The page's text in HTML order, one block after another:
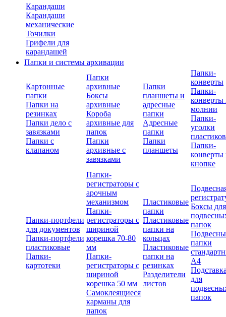
Карандаши
Карандаши
механические
Точилки
Грифели для
карандашей
Папки и системы архивации
Картонные
папки
Папки на
резинках
Папки дело с
завязками
Папки с
клапаном
Папки
архивные
Боксы
архивные
Короба
архивные для
папок
Папки
архивные с
завязками
Папки
планшеты и
адресные
папки
Адресные
папки
Папки
планшеты
Папки-
конверты
Папки-
конверты
молнии
Папки-
уголки
Папки-
конверты
кнопке
Папки-портфели
для документов
Папки-портфели
пластиковые
Папки-
картотеки
Папки-
регистраторы с
арочным
механизмом
Папки-
регистраторы с
шириной
корешка 70-80
мм
Папки-
регистраторы с
шириной
корешка 50 мм
Самоклеящиеся
карманы для
папок
Пластиковые
папки
Пластиковые
папки на
кольцах
Пластиковые
папки на
резинках
Разделители
листов
Боксы для
папок
папки
А4
для
папок